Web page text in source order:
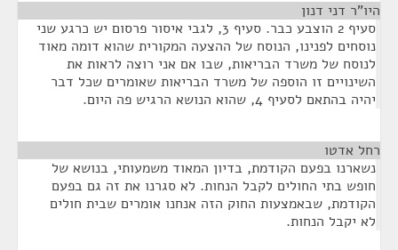
היו"ר דני דנון
סעיף 2 הוצבע כבר. סעיף 3, לגבי איסור פרסום יש כרגע שני
נוסחים לפנינו, הנוסח של ההצעה המקורית שהוא דומה מאוד
לנוסח של משרד הבריאות, שבו אם אני רוצה לראות את
השינויים זו הוספה של משרד הבריאות שאומרים שכל דבר
יהיה בהתאם לסעיף 4, שהוא הנושא הרגיש פה היום.
רחל אדטו
נשארנו בפעם הקודמת, בדיון המאוד משמעותי, בנושא של
חופש בתי החולים לקבל הנחות. לא סגרנו את זה גם בפעם
הקודמת, שבאמצעות החוק הזה אנחנו אומרים שבית חולים
לא יקבל הנחות.